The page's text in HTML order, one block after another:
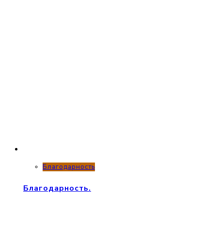
Благодарность
Благодарность.